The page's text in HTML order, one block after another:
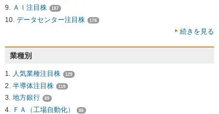
ＡＩ注目株 187
データセンター注目株 178
続きを見る
業種別
人気業種注目株 129
半導体注目株 119
地方銀行 89
ＦＡ（工場自動化） 88